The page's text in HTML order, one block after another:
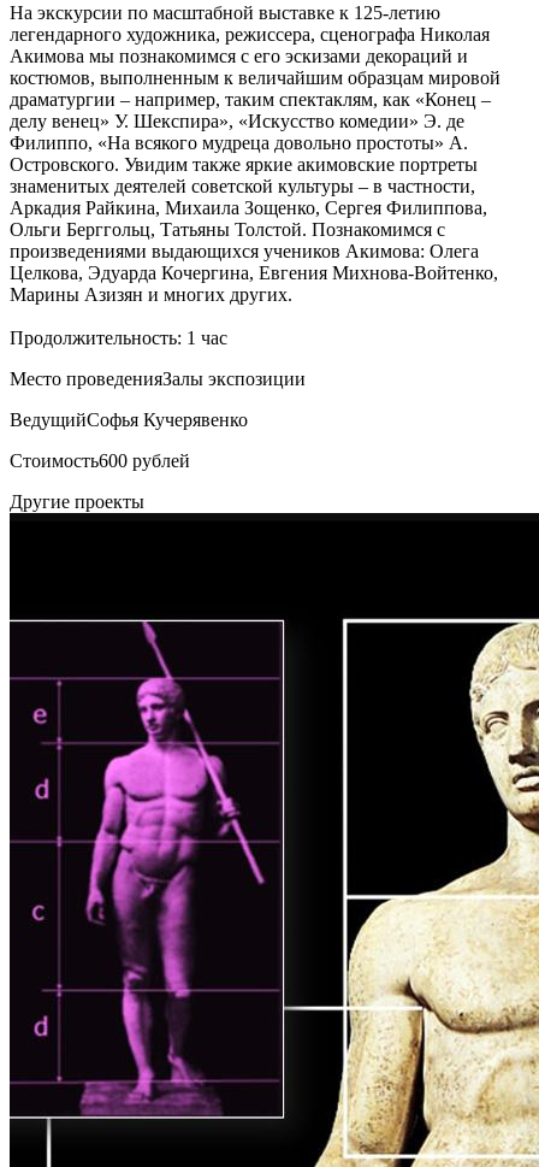
На экскурсии по масштабной выставке к 125-летию
легендарного художника, режиссера, сценографа Николая
Акимова мы познакомимся с его эскизами декораций и
костюмов, выполненным к величайшим образцам мировой
драматургии – например, таким спектаклям, как «Конец –
делу венец» У. Шекспира», «Искусство комедии» Э. де
Филиппо, «На всякого мудреца довольно простоты» А.
Островского. Увидим также яркие акимовские портреты
знаменитых деятелей советской культуры – в частности,
Аркадия Райкина, Михаила Зощенко, Сергея Филиппова,
Ольги Берггольц, Татьяны Толстой. Познакомимся с
произведениями выдающихся учеников Акимова: Олега
Целкова, Эдуарда Кочергина, Евгения Михнова-Войтенко,
Марины Азизян и многих других.
Продолжительность: 1 час
Место проведенияЗалы экспозиции
ВедущийСофья Кучерявенко
Стоимость600 рублей
Другие проекты